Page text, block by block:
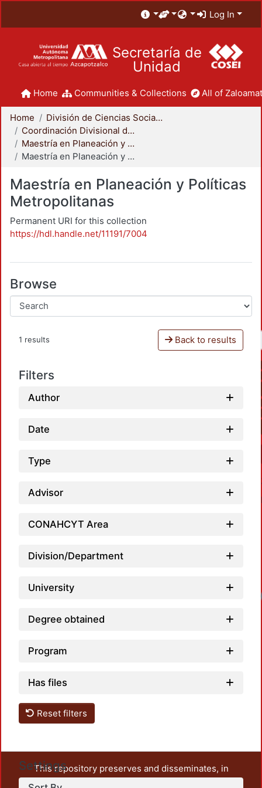
Log In
Secretaría de
Unidad
Home Communities & Collections All of
Home
División de Ciencias Sociales y Humanidades
Coordinación Divisional de Posgrado
Maestría en Planeación y Políticas Metropolitanas
Maestría en Planeación y Políticas Metropolitanas
Maestría en Planeación y Políticas
Metropolitanas
Permanent URI for this collection
https://hdl.handle.net/11191/7004
Browse
1 results Back to results
Filters
Author
Date
Type
Advisor
CONAHCYT Area
Division/Department
University
Degree obtained
Program
Has files
Reset filters
Settings
This repository preserves and disseminates, in
unrestricted open access, the teaching and research